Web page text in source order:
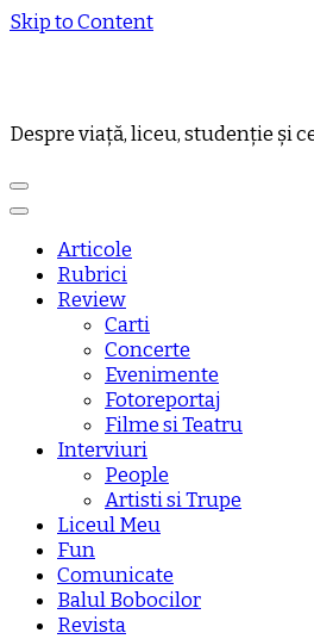
Skip to Content
Despre viață, liceu, studenție și
Articole
Rubrici
Review
Carti
Concerte
Evenimente
Fotoreportaj
Filme si Teatru
Interviuri
People
Artisti si Trupe
Liceul Meu
Fun
Comunicate
Balul Bobocilor
Revista